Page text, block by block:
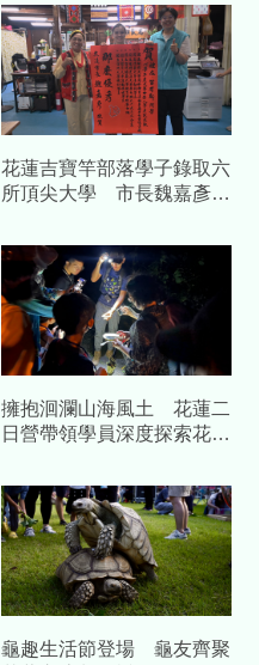
花蓮吉寶竿部落學子錄取六
所頂尖大學 市長魏嘉彥親
擁抱洄瀾山海風土 花蓮二
日營帶領學員深度探索花蓮
龜趣生活節登場 龜友齊聚